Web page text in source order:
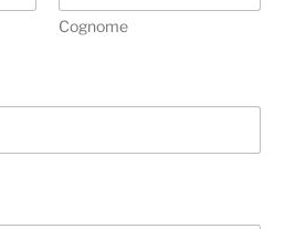
Cognome